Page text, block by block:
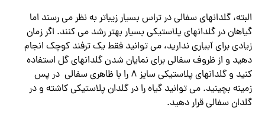
البته، گلدانهای سفالی در تراس بسیار زیباتر به نظر می رسند اما
گیاهان در گلدانهای پلاستیکی بسیار بهتر رشد می کنند. اگر زمان
زیادی برای آبیاری ندارید، می توانید فقط یک ترفند کوچک انجام
دهید و از ظروف سفالی برای نمایان شدن گلدانهای گل استفاده
کنید و گلدانهای پلاستیکی سایز 8 را با ظاهری سفالی در پس
زمینه بچینید. می توانید گیاه را در گلدان پلاستیکی کاشته و در
گلدان سفالی قرار دهید.